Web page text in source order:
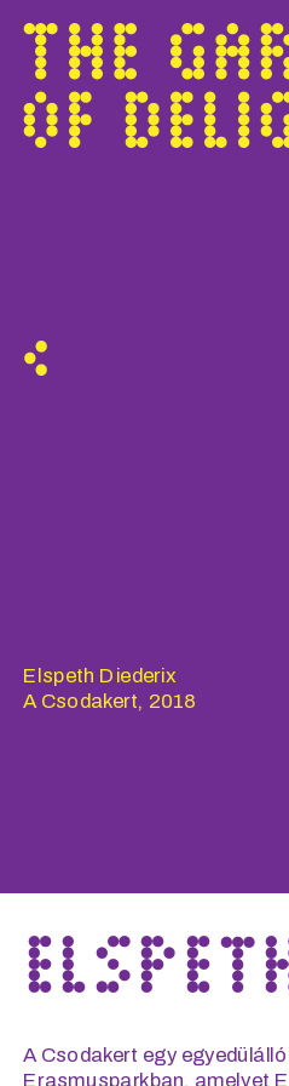
Elspeth Diederix
A Csodakert, 2018
A Csodakert egy
Erasmusparkban, amelyet